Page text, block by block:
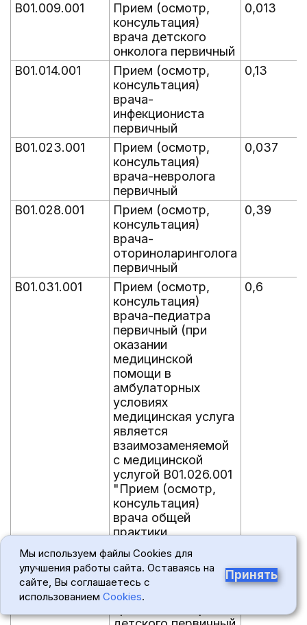
B01.009.001
Прием (осмотр,
консультация)
врача детского
онколога первичный
0,013
B01.014.001
Прием (осмотр,
консультация)
врача-
инфекциониста
первичный
0,13
B01.023.001
Прием (осмотр,
консультация)
врача-невролога
первичный
0,037
B01.028.001
Прием (осмотр,
консультация)
врача-
оториноларинголога
первичный
0,39
B01.031.001
Прием (осмотр,
консультация)
врача-педиатра
первичный (при
оказании
медицинской
помощи в
амбулаторных
условиях
медицинская услуга
является
взаимозаменяемой
с медицинской
услугой B01.026.001
"Прием (осмотр,
консультация)
врача общей
практики
(семейного врача)
первичный")
0,6
B01.035.003
Прием (осмотр,
консультация)
0,037
Мы используем файлы Cookies для
улучшения работы сайта. Оставаясь на
сайте, Вы соглашаетесь с
использованием Cookies.
Принять